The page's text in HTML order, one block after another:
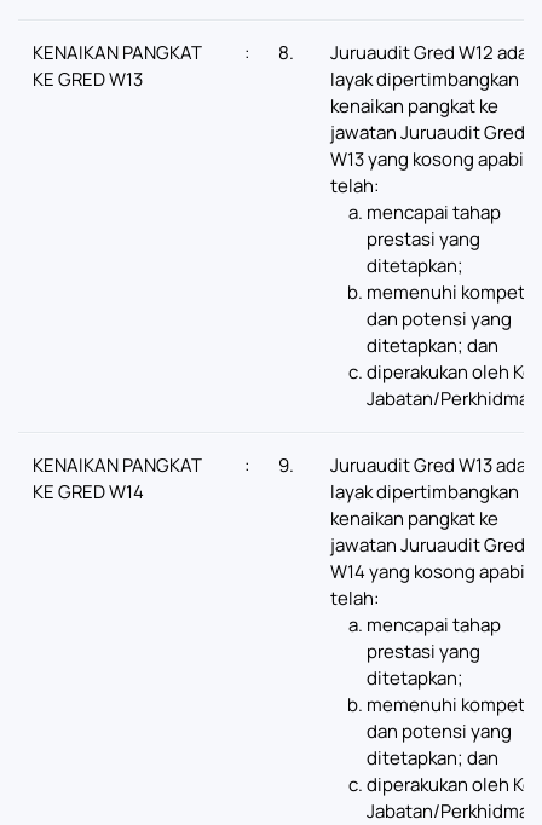
KENAIKAN PANGKAT
KE GRED W13
: 8.
Juruaudit Gred W12
layak dipertimbangkan
kenaikan pangkat ke
jawatan Juruaudit Gred
W13 yang kosong apabila
telah:
mencapai tahap
prestasi yang
ditetapkan;
memenuhi
dan potensi yang
ditetapkan; dan
diperakukan oleh
Jabatan/
KENAIKAN PANGKAT
KE GRED W14
: 9.
Juruaudit Gred W13
layak dipertimbangkan
kenaikan pangkat ke
jawatan Juruaudit Gred
W14 yang kosong apabila
telah:
mencapai tahap
prestasi yang
ditetapkan;
memenuhi
dan potensi yang
ditetapkan; dan
diperakukan oleh
Jabatan/